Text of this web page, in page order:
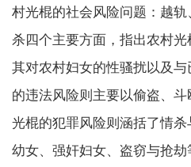
村光棍的社会风险问题：越
杀四个主要方面，指出农村
其对农村妇女的性骚扰以及
的违法风险则主要以偷盗、
光棍的犯罪风险则涵括了情杀
幼女、强奸妇女、盗窃与抢